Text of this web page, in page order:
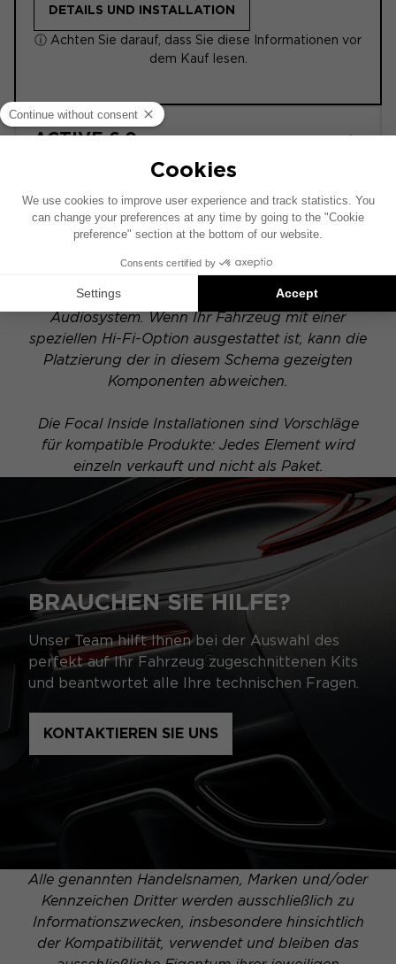
DETAILS UND INSTALLATION
ⓘ Achten Sie darauf, dass Sie diese Informationen vor
dem Kauf lesen.
ACTIVE 6.0
POWERED
Dieses Installationsschema basiert auf einem
Fahrzeug mit werkseitig installiertem
Audiosystem. Wenn Ihr Fahrzeug mit einer
speziellen Hi-Fi-Option ausgestattet ist, kann die
Platzierung der in diesem Schema gezeigten
Komponenten abweichen.
Die Focal Inside Installationen sind Vorschläge
für kompatible Produkte: Jedes Element wird
einzeln verkauft und nicht als Paket.
BRAUCHEN SIE HILFE?
Unser Team hilft Ihnen bei der Auswahl des
perfekt auf Ihr Fahrzeug zugeschnittenen Kits
und beantwortet alle Ihre technischen Fragen.
KONTAKTIEREN SIE UNS
Alle genannten Handelsnamen, Marken und/oder
Kennzeichen Dritter werden ausschließlich zu
Informationszwecken, insbesondere hinsichtlich
der Kompatibilität, verwendet und bleiben das